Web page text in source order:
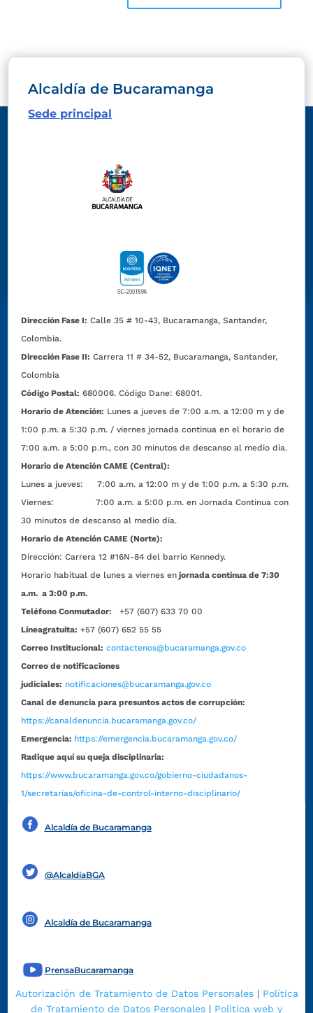
Alcaldía de Bucaramanga
Sede principal
Dirección Fase I: Calle 35 # 10-43, Bucaramanga, Santander,
Colombia.
Dirección Fase II: Carrera 11 # 34-52, Bucaramanga, Santander,
Colombia
Código Postal: 680006. Código Dane: 68001.
Horario de Atención: Lunes a jueves de 7:00 a.m. a 12:00 m y de
1:00 p.m. a 5:30 p.m. / viernes jornada continua en el horario de
7:00 a.m. a 5:00 p.m., con 30 minutos de descanso al medio día.
Horario de Atención CAME (Central):
Lunes a jueves: 7:00 a.m. a 12:00 m y de 1:00 p.m. a 5:30 p.m.
Viernes: 7:00 a.m. a 5:00 p.m. en Jornada Continua con
30 minutos de descanso al medio día.
Horario de Atención CAME (Norte):
Dirección:Carrera 12 #16N-84 del barrio Kennedy.
Horario habitual de lunes a viernes en jornada continua de 7:30
a.m. a 3:00 p.m.
Teléfono Conmutador:
+57 (607) 633 70 00
Líneagratuita: +57 (607) 652 55 55
Correo Institucional: contactenos@bucaramanga.gov.co
Correo de notificaciones
judiciales: notificaciones@bucaramanga.gov.co
Canal de denuncia para presuntos actos de corrupción:
https://canaldenuncia.bucaramanga.gov.co/
Emergencia: https://emergencia.bucaramanga.gov.co/
Radique aquí su queja disciplinaria:
https://www.bucaramanga.gov.co/gobierno-ciudadanos-
1/secretarias/oficina-de-control-interno-disciplinario/
Alcaldía de Bucaramanga
@AlcaldíaBGA
Alcaldía de Bucaramanga
PrensaBucaramanga
Autorización de Tratamiento de Datos Personales| Política
de Tratamiento de Datos Personales | Política web y